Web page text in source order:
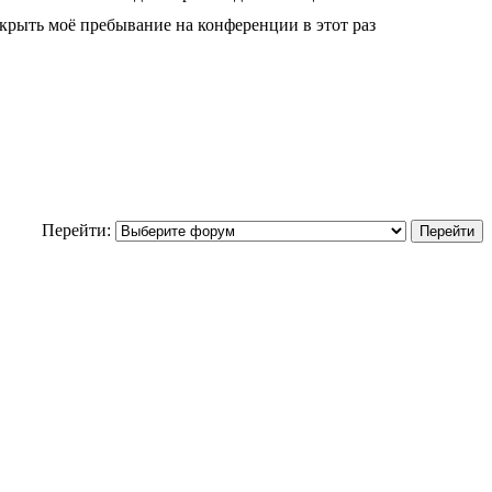
моё пребывание на конференции в этот раз
Перейти: